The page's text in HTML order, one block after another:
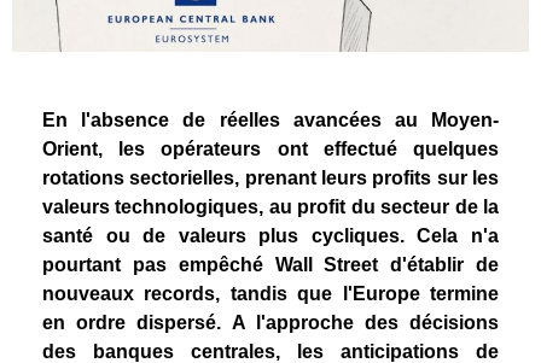
En l'absence de réelles avancées au Moyen-
Orient, les opérateurs ont effectué quelques
rotations sectorielles, prenant leurs profits sur les
valeurs technologiques, au profit du secteur de la
santé ou de valeurs plus cycliques. Cela n'a
pourtant pas empêché Wall Street d'établir de
nouveaux records, tandis que l'Europe termine
en ordre dispersé. A l'approche des décisions
des banques centrales, les anticipations de